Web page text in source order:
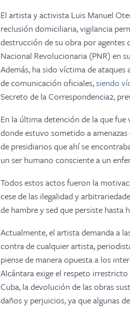
El artista y activista Luis Manuel
reclusión domiciliaria, vigilancia
destrucción de su obra por agentes
Nacional Revolucionaria (PNR) en
Además, ha sido víctima de
de comunicación oficiales,siendo
Secreto de la Correspondencia2,
En la última detención de la que
donde estuvo sometido a
de presidiarios que ahí se
un ser humano consciente a un
Todos estos actos fueron la
cese de las ilegalidad y
de hambre y sed que persiste hasta
Actualmente, el artista demanda a
contra de cualquier artista,
piense de manera opuesta a los
Alcántara exige el respeto
Cuba, la devolución de las obras
daños y perjuicios, ya que algunas